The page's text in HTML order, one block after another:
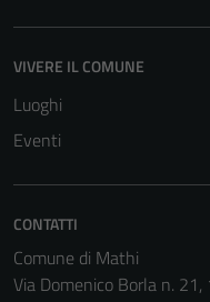
VIVERE IL COMUNE
Luoghi
Eventi
CONTATTI
Comune di Mathi
Via Domenico Borla n.